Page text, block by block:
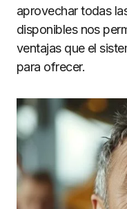
aprovechar todas
disponibles nos
ventajas que el
para ofrecer.